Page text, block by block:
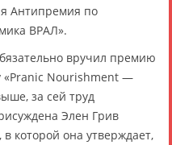
Антипремия по
ВРАЛ».
вручил премию
«Pranic Nourishment —
за сей труд
Элен Грив
в которой она утверждает,